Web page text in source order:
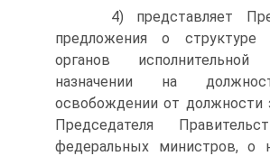
4) представляет
предложения о структуре
органов
назначении на
освобождении от должности
Председателя
федеральных министров, о